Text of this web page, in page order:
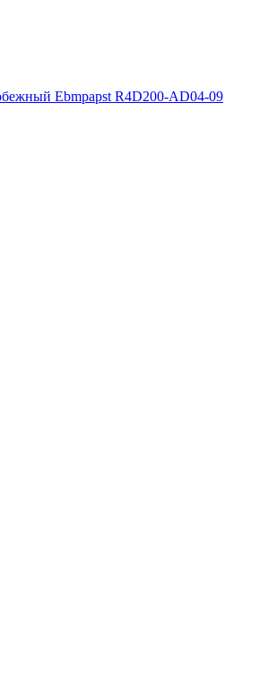
Ebmpapst R4D200-AD04-09